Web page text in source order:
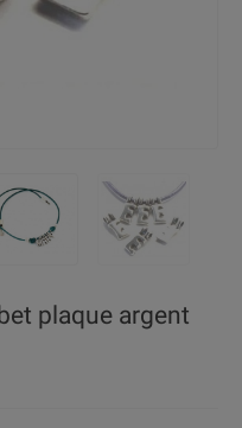
plaque argent